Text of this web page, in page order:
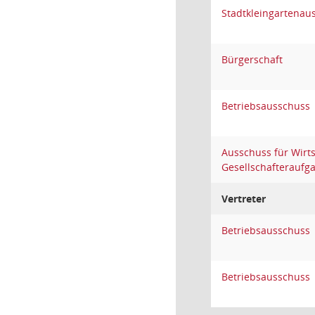
Bürgerschaft
Betriebsausschuss
Ausschuss für
Vertreter
Betriebsausschuss
Betriebsausschuss